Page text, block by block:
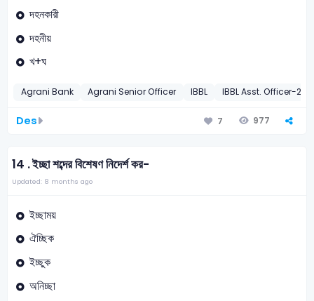
দহনকারী
দহনীয়
খ+ঘ
Agrani Bank Agrani Senior Officer IBBL IBBL Asst. Officer-
Des 7 977
14 .ইচ্ছা শব্দের বিশেষণ নিদের্শ কর-
Updated: 8 months ago
ইচ্ছাময়
ঐচ্ছিক
ইচ্ছুক
অনিচ্ছা